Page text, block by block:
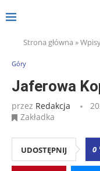
Strona główna »
Góry
Jaferowa
przez Redakcja
Zakładka
UDOSTĘPNIJ 0